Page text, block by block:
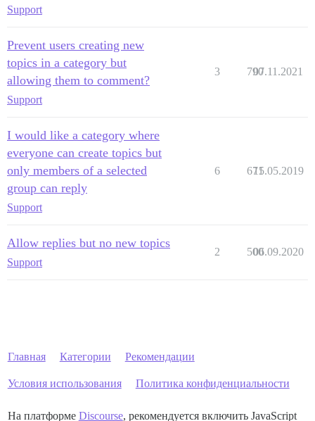
Support
Prevent users creating new
topics in a category but
allowing them to comment?
Support
3 790
07.11.2021
I would like a category where
everyone can create topics but
only members of a selected
group can reply
Support
6 671
15.05.2019
Allow replies but no new topics
Support
2 500
06.09.2020
Главная Категории Рекомендации
Условия использования Политика конфиденциальности
На платформе Discourse, рекомендуется включить JavaScript